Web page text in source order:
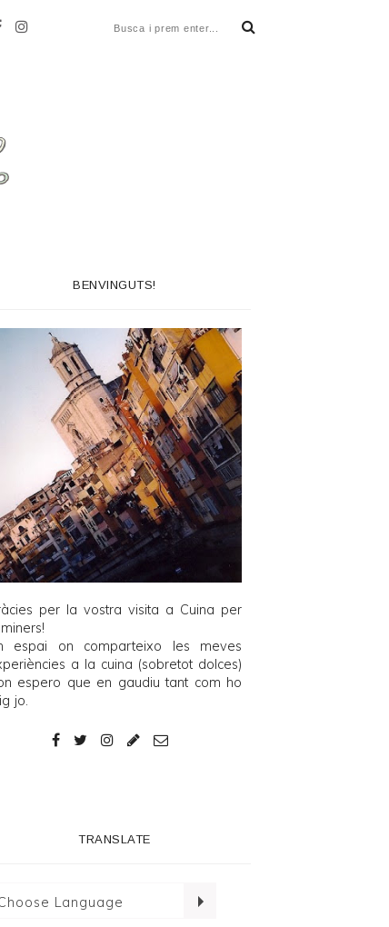
BENVINGUTS!
per la vostra visita a Cuina per
!
espai on comparteixo les meves
a la cuina (sobretot dolces)
espero que en gaudiu tant com ho
jo.
TRANSLATE